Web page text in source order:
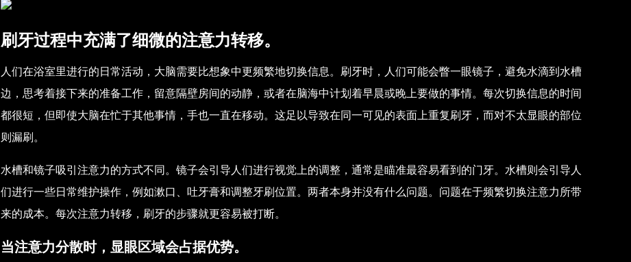
刷牙过程中充满了细微的注意力转移。
人们在浴室里进行的日常活动，大脑需要比想象中更频繁地切换信息。刷牙时，人们可能会瞥一眼镜子，避免水滴到水槽
边，思考着接下来的准备工作，留意隔壁房间的动静，或者在脑海中计划着早晨或晚上要做的事情。每次切换信息的时间
都很短，但即使大脑在忙于其他事情，手也一直在移动。这足以导致在同一可见的表面上重复刷牙，而对不太显眼的部位
则漏刷。
水槽和镜子吸引注意力的方式不同。镜子会引导人们进行视觉上的调整，通常是瞄准最容易看到的门牙。水槽则会引导人
们进行一些日常维护操作，例如漱口、吐牙膏和调整牙刷位置。两者本身并没有什么问题。问题在于频繁切换注意力所带
来的成本。每次注意力转移，刷牙的步骤就更容易被打断。
当注意力分散时，显眼区域会占据优势。